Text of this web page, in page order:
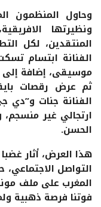
وحاول المنظمون
ونظيرتها
المنتقدين، لكل
الفنانة ابتسام
موسيقى، إضافة
ثم عرض رقصات
الفنانة جنات و”دي
ارتجالي غير منسجم،
الحسن.
هذا العرض، أثار
التواصل
فوتنا فرصة ذهبية